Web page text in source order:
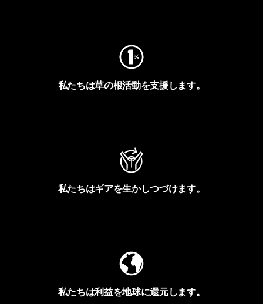
私たちは草の根活動を支援します。
私たちはギアを生かしつづけます。
私たちは利益を地球に還元します。